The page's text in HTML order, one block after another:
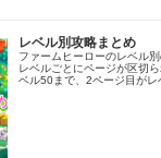
レベル別攻略まとめ
ファームヒーローのレベル
レベルごとにページが区切
ベル50まで、2ページ目がレ